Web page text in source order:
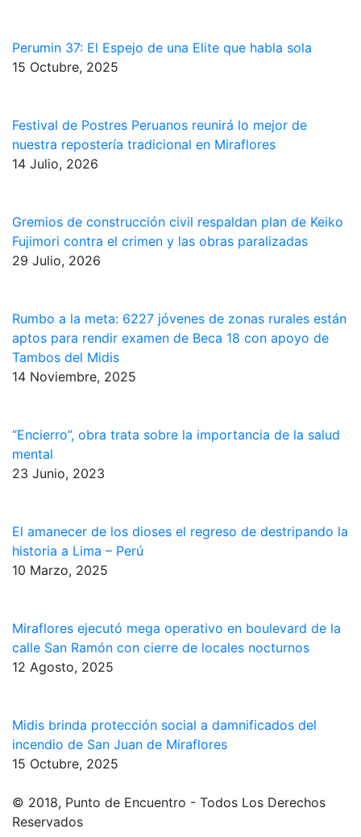
Perumin 37: El Espejo de una Elite que habla sola
15 Octubre, 2025
Festival de Postres Peruanos reunirá lo mejor de
nuestra repostería tradicional en Miraflores
14 Julio, 2026
Gremios de construcción civil respaldan plan de Keiko
Fujimori contra el crimen y las obras paralizadas
29 Julio, 2026
Rumbo a la meta: 6227 jóvenes de zonas rurales están
aptos para rendir examen de Beca 18 con apoyo de
Tambos del Midis
14 Noviembre, 2025
“Encierro”, obra trata sobre la importancia de la salud
mental
23 Junio, 2023
El amanecer de los dioses el regreso de destripando la
historia a Lima – Perú
10 Marzo, 2025
Miraflores ejecutó mega operativo en boulevard de la
calle San Ramón con cierre de locales nocturnos
12 Agosto, 2025
Midis brinda protección social a damnificados del
incendio de San Juan de Miraflores
15 Octubre, 2025
© 2018, Punto de Encuentro - Todos Los Derechos
Reservados